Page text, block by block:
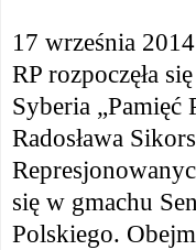
17 września
RP rozpoczęła
Syberia
Radosława
się w gmachu
Polskiego.